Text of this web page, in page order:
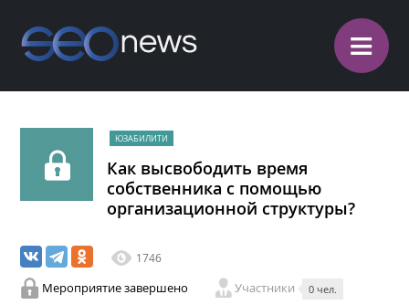
≡
ЮЗАБИЛИТИ
Как высвободить время
собственника с помощью
организационной структуры?
1746
Мероприятие завершено Участники 0 чел.